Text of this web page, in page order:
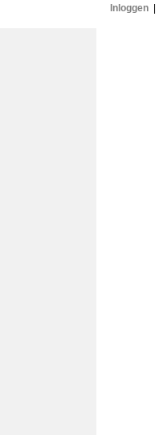
Inloggen